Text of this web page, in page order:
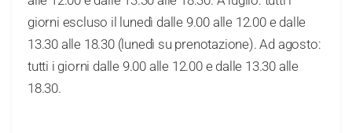
giorni escluso il lunedì dalle 9.00 alle 12.00 e dalle
13.30 alle 18.30 (lunedì su prenotazione). Ad agosto:
tutti i giorni dalle 9.00 alle 12.00 e dalle 13.30 alle
18.30.